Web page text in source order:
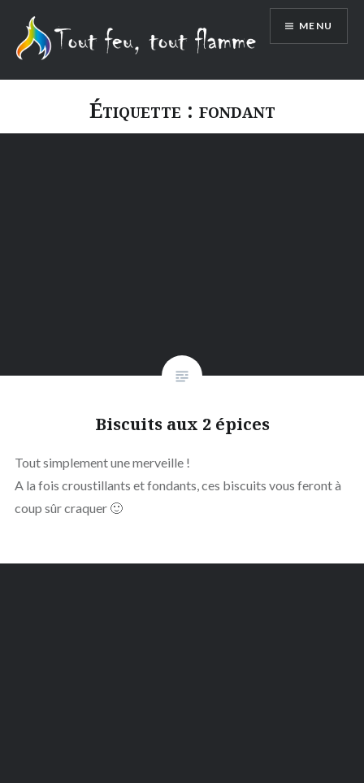
contenu
MENU
Étiquette : fondant
Biscuits aux 2 épices
Tout simplement une merveille !
A la fois croustillants et fondants, ces biscuits vous feront à
coup sûr craquer 🙂